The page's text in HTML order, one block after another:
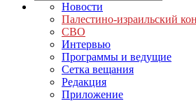
Новости
Палестино-израильский
СВО
Интервью
Программы и ведущие
Сетка вещания
Редакция
Приложение